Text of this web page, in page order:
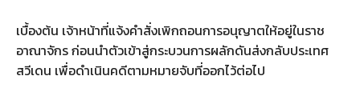
เบื้องต้น เจ้าหน้าที่แจ้งคำสั่งเพิกถอนการอนุญาตให้อยู่ในราช
อาณาจักร ก่อนนำตัวเข้าสู่กระบวนการผลักดันส่งกลับประเทศ
สวีเดน เพื่อดำเนินคดีตามหมายจับที่ออกไว้ต่อไป